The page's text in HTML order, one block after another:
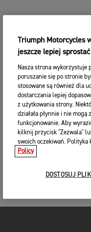
Triumph Motorcycles
jeszcze lepiej
Nasza strona wykorzystuje
poruszanie się po stronie
stosowane są również dla
dostarczania lepiej
z użytkowania strony.
działała płynnie i nie mogą
funkcjonowanie. Aby
kilknij przycisk "Zezwala"
swoich oczekiwań. Polityka
Policy
DOSTOSUJ